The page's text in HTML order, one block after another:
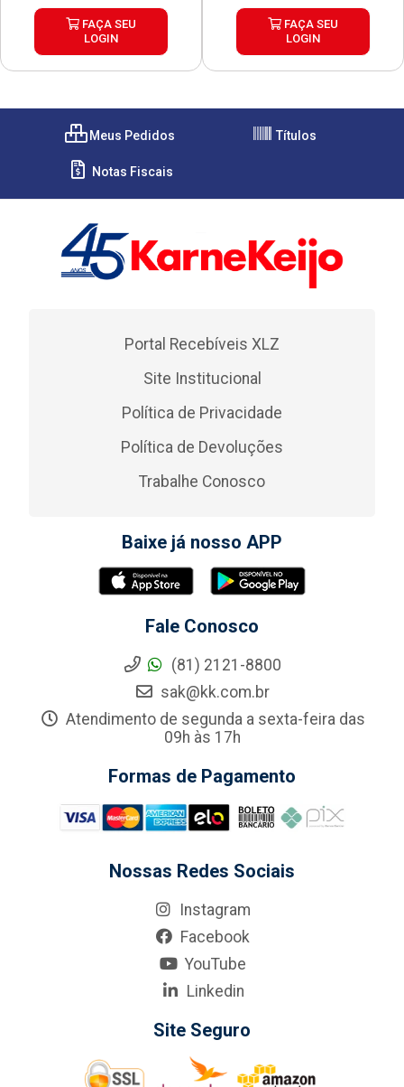
FAÇA SEU
LOGIN
FAÇA SEU
LOGIN
Meus Pedidos Títulos
Notas Fiscais
Portal Recebíveis XLZ
Site Institucional
Política de Privacidade
Política de Devoluções
Trabalhe Conosco
Baixe já nosso APP
Fale Conosco
(81) 2121-8800
sak@kk.com.br
Atendimento de segunda a sexta-feira das
09h às 17h
Formas de Pagamento
Nossas Redes Sociais
Instagram
Facebook
YouTube
Linkedin
Site Seguro